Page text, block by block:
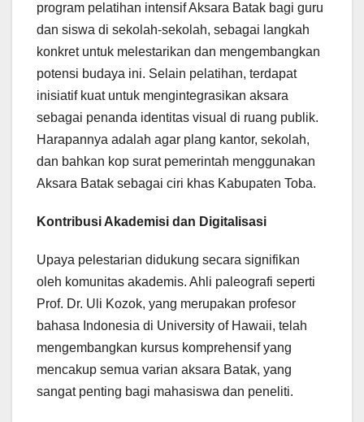
program pelatihan intensif Aksara Batak bagi guru
dan siswa di sekolah-sekolah, sebagai langkah
konkret untuk melestarikan dan mengembangkan
potensi budaya ini. Selain pelatihan, terdapat
inisiatif kuat untuk mengintegrasikan aksara
sebagai penanda identitas visual di ruang publik.
Harapannya adalah agar plang kantor, sekolah,
dan bahkan kop surat pemerintah menggunakan
Aksara Batak sebagai ciri khas Kabupaten Toba.
Kontribusi Akademisi dan Digitalisasi
Upaya pelestarian didukung secara signifikan
oleh komunitas akademis. Ahli paleografi seperti
Prof. Dr. Uli Kozok, yang merupakan profesor
bahasa Indonesia di University of Hawaii, telah
mengembangkan kursus komprehensif yang
mencakup semua varian aksara Batak, yang
sangat penting bagi mahasiswa dan peneliti.